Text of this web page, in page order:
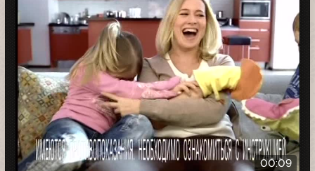
00:09